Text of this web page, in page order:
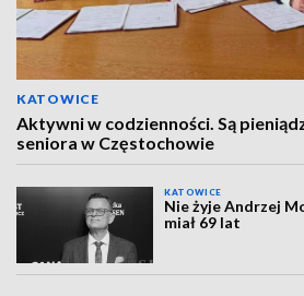
KATOWICE
Aktywni w codzienności. Są
seniora w Częstochowie
KATOWICE
Nie żyje Andrzej
miał 69 lat